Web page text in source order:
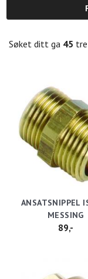
Søket ditt ga 45
ANSATSNIPPEL
MESSING
89,-